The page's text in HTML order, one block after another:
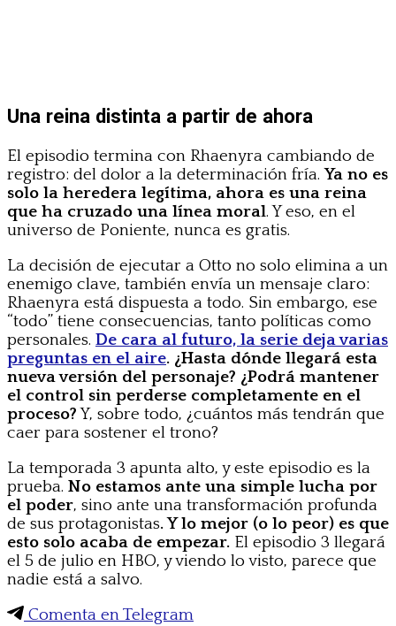
Una reina distinta a partir de ahora
El episodio termina con Rhaenyra cambiando de
registro: del dolor a la determinación fría.Ya no es
solo la heredera legítima, ahora es una reina
que ha cruzado una línea moral. Y eso, en el
universo de Poniente, nunca es gratis.
La decisión de ejecutar a Otto no solo elimina a un
enemigo clave, también envía un mensaje claro:
Rhaenyra está dispuesta a todo. Sin embargo, ese
“todo” tiene consecuencias, tanto políticas como
personales. De cara al futuro, la serie deja varias
preguntas en el aire. ¿Hasta dónde llegará esta
nueva versión del personaje? ¿Podrá mantener
el control sin perderse completamente en el
proceso?Y, sobre todo, ¿cuántos más tendrán que
caer para sostener el trono?
La temporada 3 apunta alto, y este episodio es la
prueba. No estamos ante una simple lucha por
el poder, sino ante una transformación profunda
de sus protagonistas. Y lo mejor (o lo peor) es que
esto solo acaba de empezar. El episodio 3 llegará
el 5 de julio en HBO, y viendo lo visto, parece que
nadie está a salvo.
Comenta en Telegram